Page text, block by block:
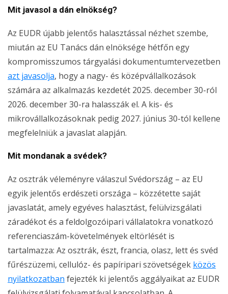
Mit javasol a dán elnökség?
Az EUDR újabb jelentős halasztással nézhet szembe,
miután az EU Tanács dán elnöksége hétfőn egy
kompromisszumos tárgyalási dokumentumtervezetben
azt javasolja, hogy a nagy- és középvállalkozások
számára az alkalmazás kezdetét 2025. december 30-ról
2026. december 30-ra halasszák el. A kis- és
mikrovállalkozásoknak pedig 2027. június 30-tól kellene
megfelelniük a javaslat alapján.
Mit mondanak a svédek?
Az osztrák véleményre válaszul Svédország – az EU
egyik jelentős erdészeti országa – közzétette saját
javaslatát, amely egyéves halasztást, felülvizsgálati
záradékot és a feldolgozóipari vállalatokra vonatkozó
referenciaszám-követelmények eltörlését is
tartalmazza: Az osztrák, észt, francia, olasz, lett és svéd
fűrészüzemi, cellulóz- és papíripari szövetségek közös
nyilatkozatban fejezték ki jelentős aggályaikat az EUDR